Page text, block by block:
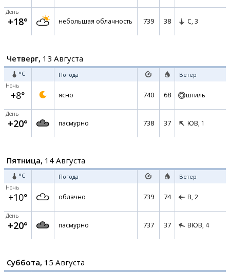
День
+18° небольшая облачность 739 38 С, 3
Четверг, 13 Августа
°C Погода Ветер
Ночь
+8° ясно 740 68 штиль
День
+20° пасмурно 738 37 ЮВ, 1
Пятница, 14 Августа
°C Погода Ветер
Ночь
+10° облачно 739 74 В, 2
День
+20° пасмурно 737 37 ВЮВ, 4
Суббота, 15 Августа